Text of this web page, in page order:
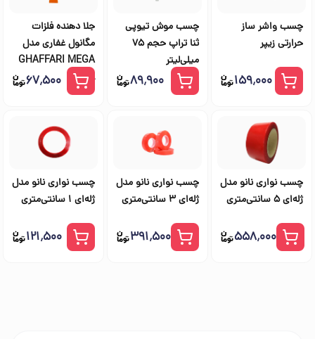
چسب واشر ساز
حرارتی زیپر
۱۵۹٬۰۰۰
چسب موش تیوپی
ثنا تراپ حجم ۷۵
میلی‌لیتر
۸۹٬۹۰۰
جلا دهنده فلزات
مگانول غفاری مدل
GHAFFARI MEGA
NOL
۶۷٬۵۰۰
چسب نواری نانو مدل
ژله‌‌ای 5 سانتی‌متری
۵۵۸٬۰۰۰
چسب نواری نانو مدل
ژله‌‌ای 3 سانتی‌متری
۳۹۱٬۵۰۰
چسب نواری نانو مدل
ژله‌‌ای 1 سانتی‌متری
۱۲۱٬۵۰۰